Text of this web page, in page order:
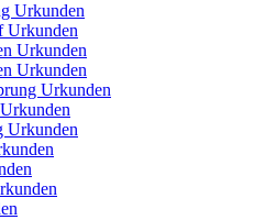
Urkunden
Urkunden
Urkunden
Urkunden
Urkunden
Urkunden